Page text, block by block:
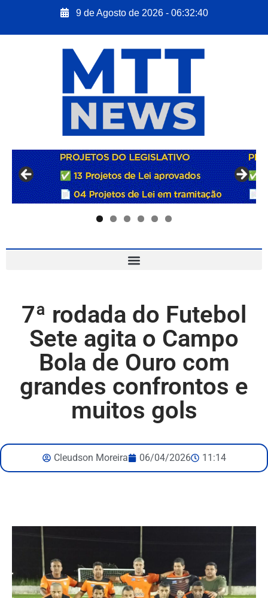
9 de Agosto de 2026 - 06:32:41
7ª rodada do Futebol
Sete agita o Campo
Bola de Ouro com
grandes confrontos e
muitos gols
Cleudson Moreira 06/04/2026 11:14